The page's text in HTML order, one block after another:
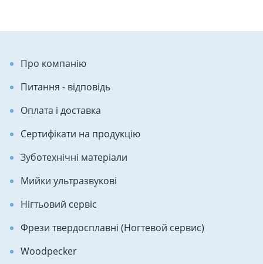
Про компанію
Питання - відповідь
Оплата і доставка
Сертифікати на продукцію
Зуботехнічні матеріали
Мийки ультразвукові
Нігтьовий сервіс
Фрези твердосплавні (Ногтевой сервис)
Woodpecker